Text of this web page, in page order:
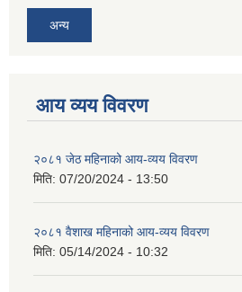
अन्य
आय व्यय विवरण
२०८१ जेठ महिनाको आय-व्यय विवरण
मिति: 07/20/2024 - 13:50
२०८१ वैशाख महिनाको आय-व्यय विवरण
मिति: 05/14/2024 - 10:32